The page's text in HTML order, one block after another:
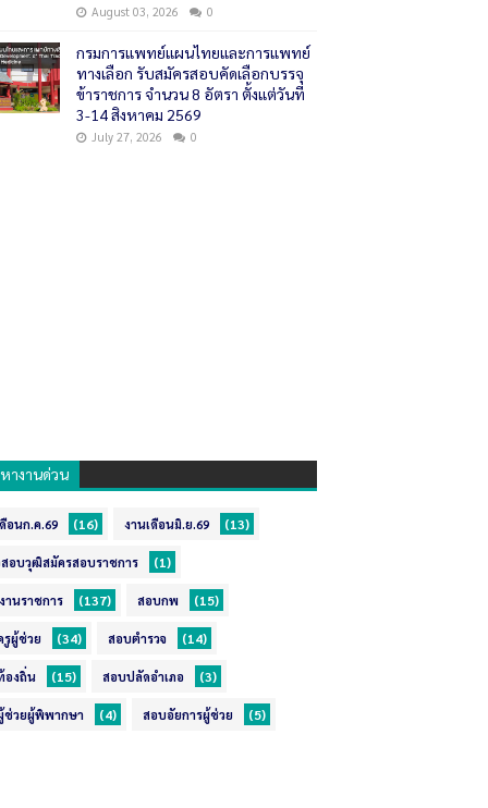
August 03, 2026 0
กรมการแพทย์แผนไทยและการแพทย์
ทางเลือก รับสมัครสอบคัดเลือกบรรจุ
ข้าราชการ จำนวน 8 อัตรา ตั้งแต่วันที่
3-14 สิงหาคม 2569
July 27, 2026 0
างานด่วน
อนก.ค.69 (16) งานเดือนมิ.ย.69 (13)
อบวุฒิสมัครสอบราชการ (1)
นราชการ (137) สอบกพ (15)
ผู้ช่วย (34) สอบตำรวจ (14)
องถิ่น (15) สอบปลัดอำเภอ (3)
ช่วยผู้พิพากษา (4) สอบอัยการผู้ช่วย (5)